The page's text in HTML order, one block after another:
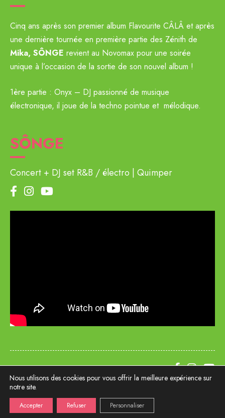
Cinq ans après son premier album Flavourite CÂLÂ et après
une dernière tournée en première partie des Zénith de
Mika, SÔNGE revient au Novomax pour une soirée
unique à l’occasion de la sortie de son nouvel album !
1ère partie : Onyx – DJ passionné de musique
électronique, il joue de la techno pointue et mélodique.
SÔNGE
Concert + DJ set R&B / électro Quimper
02 98 53 14 55
Mentions légales Politique de confidentialité
Nous utilisons des cookies pour vous offrir la meilleure expérience sur
notre site.
Accepter Refuser Personnaliser